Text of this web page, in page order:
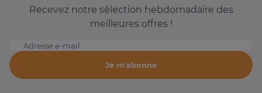
Recevez notre sélection hebdomadaire des
meilleures offres !
Adresse e-mail
Je m'abonne